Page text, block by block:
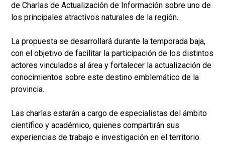
de Charlas de Actualización de Información sobre uno de
los principales atractivos naturales de la región.
La propuesta se desarrollará durante la temporada baja,
con el objetivo de facilitar la participación de los distintos
actores vinculados al área y fortalecer la actualización de
conocimientos sobre este destino emblemático de la
provincia.
Las charlas estarán a cargo de especialistas del ámbito
científico y académico, quienes compartirán sus
experiencias de trabajo e investigación en el territorio.